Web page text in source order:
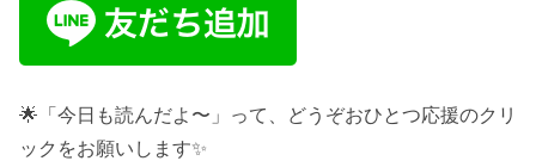
🌟「今日も読んだよ〜」って、どうぞおひとつ応援のクリ
ックをお願いします✨